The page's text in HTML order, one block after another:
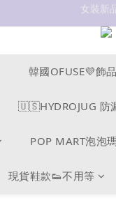
抗UV 50+防曬
女裝新
✨OWALA多款任
韓國OFUSE💜飾品
🇺🇸HYDROJUG 防
POP MART泡泡
現貨鞋款👟不用等